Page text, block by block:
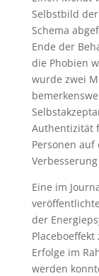
Selbstbild
Schema
Ende der
die Phobien
wurde zwei
Authentizität
Personen
Eine im
der
Erfolge im
werden